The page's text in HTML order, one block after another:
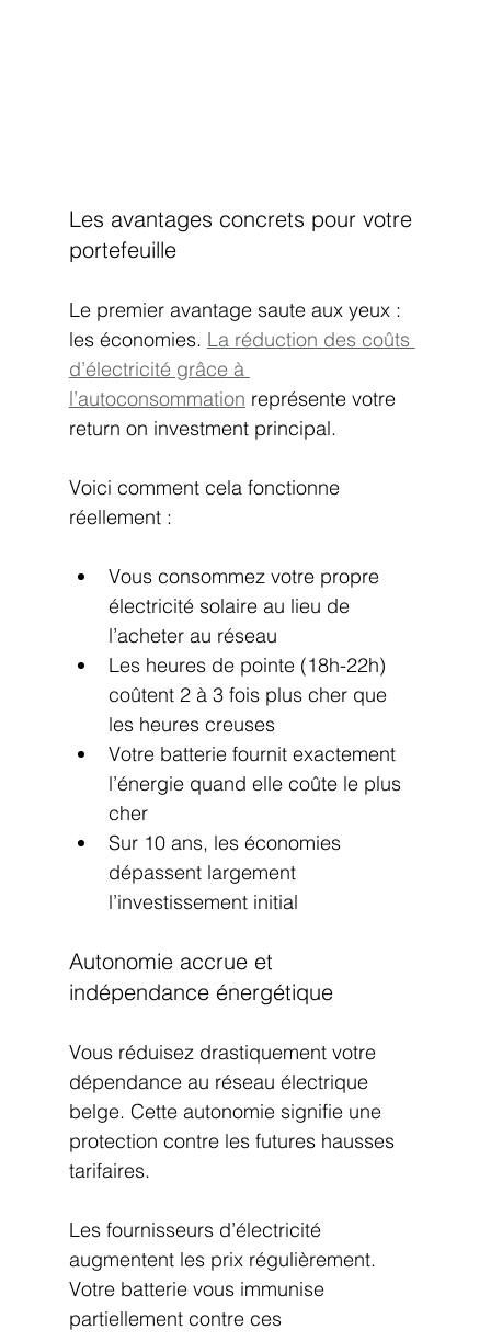
Les avantages concrets pour votre
portefeuille
Le premier avantage saute aux yeux :
les économies. La réduction des coûts
d’électricité grâce à
l’autoconsommation représente votre
return on investment principal.
Voici comment cela fonctionne
réellement :
Vous consommez votre propre
électricité solaire au lieu de
l’acheter au réseau
Les heures de pointe (18h-22h)
coûtent 2 à 3 fois plus cher que
les heures creuses
Votre batterie fournit exactement
l’énergie quand elle coûte le plus
cher
Sur 10 ans, les économies
dépassent largement
l’investissement initial
Autonomie accrue et
indépendance énergétique
Vous réduisez drastiquement votre
dépendance au réseau électrique
belge. Cette autonomie signifie une
protection contre les futures hausses
tarifaires.
Les fournisseurs d’électricité
augmentent les prix régulièrement.
Votre batterie vous immunise
partiellement contre ces